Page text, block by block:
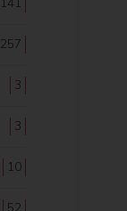
257
3
3
10